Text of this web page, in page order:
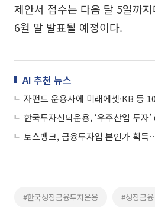
제안서 접수는 다음 달 5일까
6월 말 발표될 예정이다.
AI 추천 뉴스
자펀드 운용사에 미래에셋·KB 등
한국투자신탁운용, ‘우주산업 투자
토스뱅크, 금융투자업 본인가 획
#한국성장금융투자운용 #성장금융